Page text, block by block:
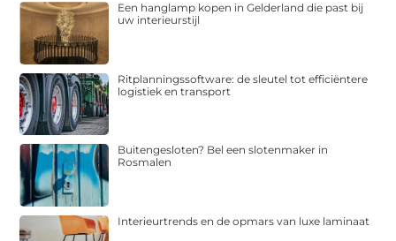
Een hanglamp kopen in Gelderland die past bij
uw interieurstijl
Ritplanningssoftware: de sleutel tot efficiëntere
logistiek en transport
Buitengesloten? Bel een slotenmaker in
Rosmalen
Interieurtrends en de opmars van luxe laminaat